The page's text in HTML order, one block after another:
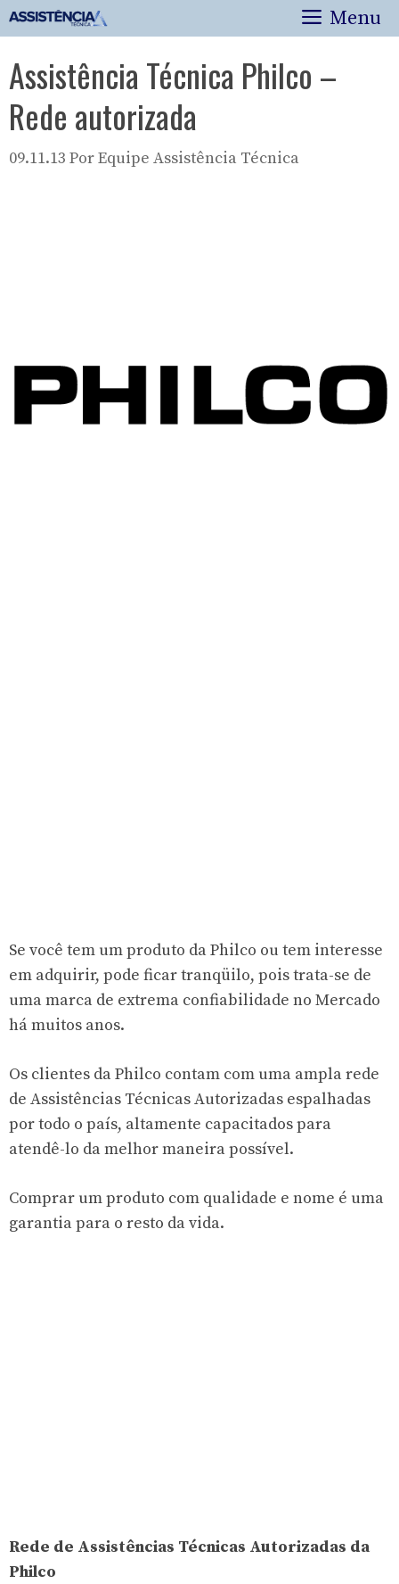
Pular
para
conteúdo
Menu
Assistência Técnica Philco –
Rede autorizada
09.11.13 PorEquipe Assistência Técnica
Se você tem um produto da Philco ou tem interesse
em adquirir, pode ficar tranqüilo, pois trata-se de
uma marca de extrema confiabilidade no Mercado
há muitos anos.
Os clientes da Philco contam com uma ampla rede
de Assistências Técnicas Autorizadas espalhadas
por todo o país, altamente capacitados para
atendê-lo da melhor maneira possível.
Comprar um produto com qualidade e nome é uma
garantia para o resto da vida.
Rede de Assistências Técnicas Autorizadas da
Philco